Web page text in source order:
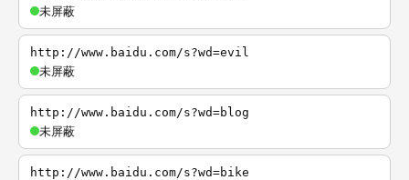
未屏蔽
http://www.baidu.com/s?wd=evil
未屏蔽
http://www.baidu.com/s?wd=blog
未屏蔽
http://www.baidu.com/s?wd=bike